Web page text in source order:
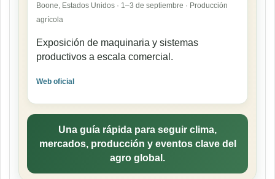
Boone, Estados Unidos · 1–3 de septiembre · Producción
agrícola
Exposición de maquinaria y sistemas
productivos a escala comercial.
Web oficial
Una guía rápida para seguir clima,
mercados, producción y eventos clave del
agro global.